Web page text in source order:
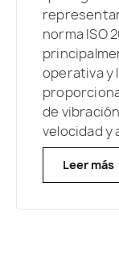
norma ISO
operativa y
de
velocidad y
Leer más